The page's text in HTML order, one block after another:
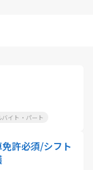
バイト・パート
許必須/シフト